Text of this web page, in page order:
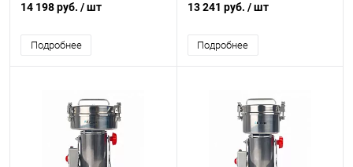
14 198 руб. / шт
Подробнее
13 241 руб. / шт
Подробнее